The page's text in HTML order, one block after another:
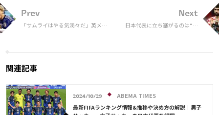
Prev
「サムライはやる気満々だ」英メデ
Next
日本代表に立ち塞がるのは“ク
関連記事
2024/10/29
ABEMA TIMES
最新FIFAランキング情報&推移や決め方の解説｜男子